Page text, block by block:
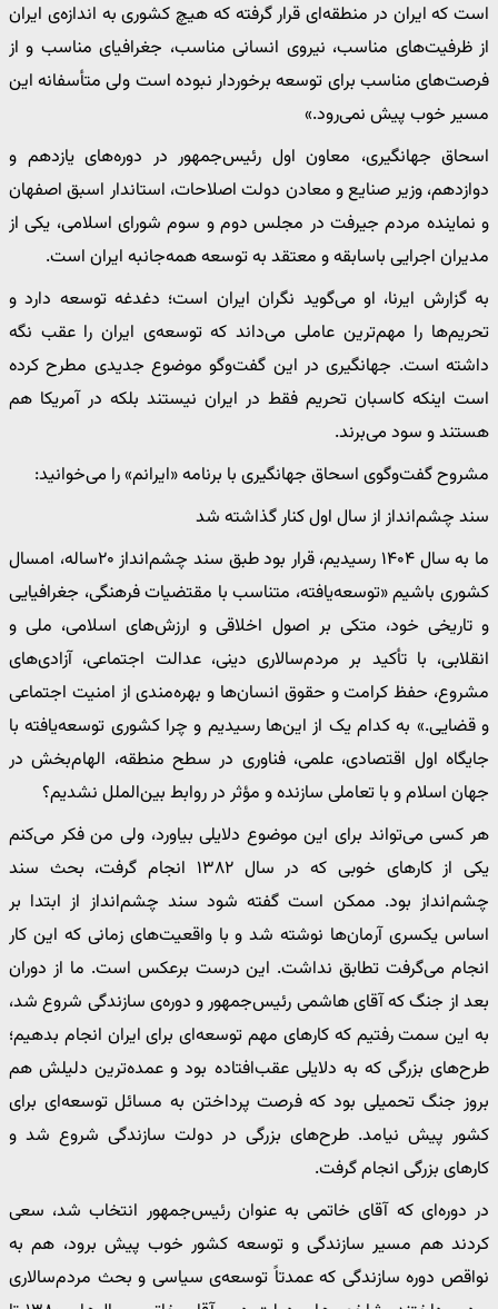
است که ایران در منطقه‌ای قرار گرفته که هیچ کشوری به اندازه‌ی ایران
از ظرفیت‌های مناسب، نیروی انسانی مناسب، جغرافیای مناسب و از
فرصت‌های مناسب برای توسعه برخوردار نبوده است ولی متأسفانه این
مسیر خوب پیش نمی‌رود.»
اسحاق جهانگیری، معاون اول رئیس‌جمهور در دوره‌های یازدهم و
دوازدهم، وزیر صنایع و معادن دولت اصلاحات، استاندار اسبق اصفهان
و نماینده مردم جیرفت در مجلس دوم و سوم شورای اسلامی، یکی از
مدیران اجرایی باسابقه و معتقد به توسعه همه‌جانبه ایران است.
به گزارش ایرنا، او می‌گوید نگران ایران است؛ دغدغه توسعه دارد و
تحریم‌ها را مهم‌ترین عاملی می‌داند که توسعه‌ی ایران را عقب نگه
داشته است. جهانگیری در این گفت‌وگو موضوع جدیدی مطرح کرده
است اینکه کاسبان تحریم فقط در ایران نیستند بلکه در آمریکا هم
هستند و سود می‌برند.
مشروح گفت‌وگوی اسحاق جهانگیری با برنامه «ایرانم» را می‌خوانید:
سند چشم‌انداز از سال اول کنار گذاشته شد
ما به سال ۱۴۰۴ رسیدیم، قرار بود طبق سند چشم‌انداز ۲۰ساله، امسال
کشوری باشیم «توسعه‌یافته، متناسب با مقتضیات فرهنگی، جغرافیایی
و تاریخی خود، متکی بر اصول اخلاقی و ارزش‌های اسلامی، ملی و
انقلابی، با تأکید بر مردم‌سالاری دینی، عدالت اجتماعی، آزادی‌های
مشروع، حفظ کرامت و حقوق انسان‌ها و بهره‌مندی از امنیت اجتماعی
و قضایی.» به کدام یک از این‌ها رسیدیم و چرا کشوری توسعه‌یافته با
جایگاه اول اقتصادی، علمی، فناوری در سطح منطقه، الهام‌بخش در
جهان اسلام و با تعاملی سازنده و مؤثر در روابط بین‌الملل نشدیم؟
هر کسی می‌تواند برای این موضوع دلایلی بیاورد، ولی من فکر می‌کنم
یکی از کارهای خوبی که در سال ۱۳۸۲ انجام گرفت، بحث سند
چشم‌انداز بود. ممکن است گفته شود سند چشم‌انداز از ابتدا بر
اساس یکسری آرمان‌ها نوشته شد و با واقعیت‌های زمانی که این کار
انجام می‌گرفت تطابق نداشت. این درست برعکس است. ما از دوران
بعد از جنگ که آقای هاشمی رئیس‌جمهور و دوره‌ی سازندگی شروع شد،
به این سمت رفتیم که کارهای مهم توسعه‌ای برای ایران انجام بدهیم؛
طرح‌های بزرگی که به دلایلی عقب‌افتاده بود و عمده‌ترین دلیلش هم
بروز جنگ تحمیلی بود که فرصت پرداختن به مسائل توسعه‌ای برای
کشور پیش نیامد. طرح‌های بزرگی در دولت سازندگی شروع شد و
کارهای بزرگی انجام گرفت.
در دوره‌ای که آقای خاتمی به عنوان رئیس‌جمهور انتخاب شد، سعی
کردند هم مسیر سازندگی و توسعه کشور خوب پیش برود، هم به
نواقص دوره سازندگی که عمدتاً توسعه‌ی سیاسی و بحث مردم‌سالاری